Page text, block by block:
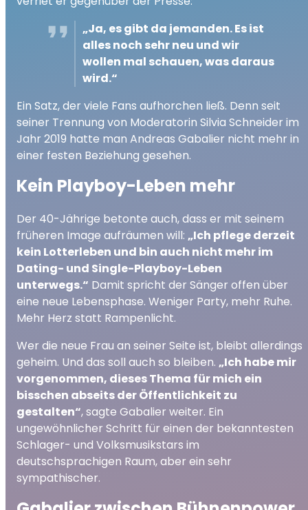
„Ja, es gibt da jemanden. Es ist
alles noch sehr neu und wir
wollen mal schauen, was daraus
wird.“
Ein Satz, der viele Fans aufhorchen ließ. Denn seit
seiner Trennung von Moderatorin Silvia Schneider im
Jahr 2019 hatte man Andreas Gabalier nicht mehr in
einer festen Beziehung gesehen.
Kein Playboy-Leben mehr
Der 40-Jährige betonte auch, dass er mit seinem
früheren Image aufräumen will: „Ich pflege derzeit
kein Lotterleben und bin auch nicht mehr im
Dating- und Single-Playboy-Leben
unterwegs.“ Damit spricht der Sänger offen über
eine neue Lebensphase. Weniger Party, mehr Ruhe.
Mehr Herz statt Rampenlicht.
Wer die neue Frau an seiner Seite ist, bleibt allerdings
geheim. Und das soll auch so bleiben. „Ich habe mir
vorgenommen, dieses Thema für mich ein
bisschen abseits der Öffentlichkeit zu
gestalten“, sagte Gabalier weiter. Ein
ungewöhnlicher Schritt für einen der bekanntesten
Schlager- und Volksmusikstars im
deutschsprachigen Raum, aber ein sehr
sympathischer.